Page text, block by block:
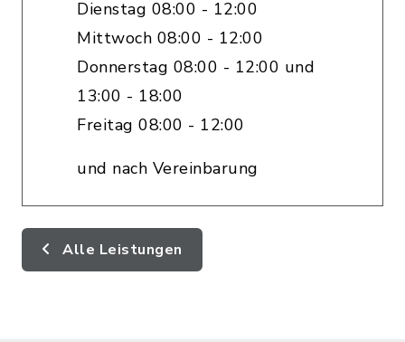
Dienstag 08:00 - 12:00
Mittwoch 08:00 - 12:00
Donnerstag 08:00 - 12:00 und
13:00 - 18:00
Freitag 08:00 - 12:00
und nach Vereinbarung
Alle Leistungen